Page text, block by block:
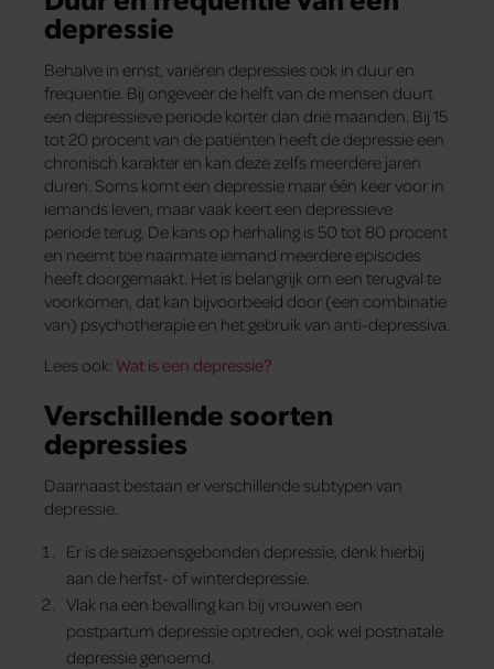
depressie
Behalve in ernst, variëren depressies ook in duur en
frequentie. Bij ongeveer de helft van de mensen duurt
een depressieve periode korter dan drie maanden. Bij 15
tot 20 procent van de patiënten heeft de depressie een
chronisch karakter en kan deze zelfs meerdere jaren
duren. Soms komt een depressie maar één keer voor in
iemands leven, maar vaak keert een depressieve
periode terug. De kans op herhaling is 50 tot 80 procent
en neemt toe naarmate iemand meerdere episodes
heeft doorgemaakt. Het is belangrijk om een terugval te
voorkomen, dat kan bijvoorbeeld door (een combinatie
van) psychotherapie en het gebruik van anti-depressiva.
Lees ook: Wat is een depressie?
Verschillende soorten
depressies
Daarnaast bestaan er verschillende subtypen van
depressie.
Er is de seizoensgebonden depressie, denk hierbij
aan de herfst- of winterdepressie.
Vlak na een bevalling kan bij vrouwen een
postpartum depressie optreden, ook wel postnatale
depressie genoemd.